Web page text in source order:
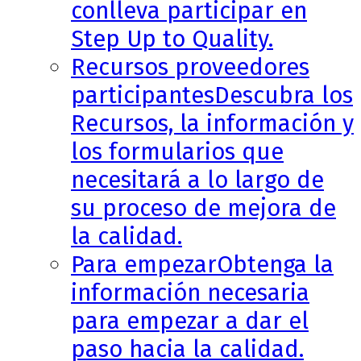
conlleva participar en
Step Up to Quality.
Recursos proveedores
participantesDescubra los
Recursos, la información y
los formularios que
necesitará a lo largo de
su proceso de mejora de
la calidad.
Para empezarObtenga la
información necesaria
para empezar a dar el
paso hacia la calidad.